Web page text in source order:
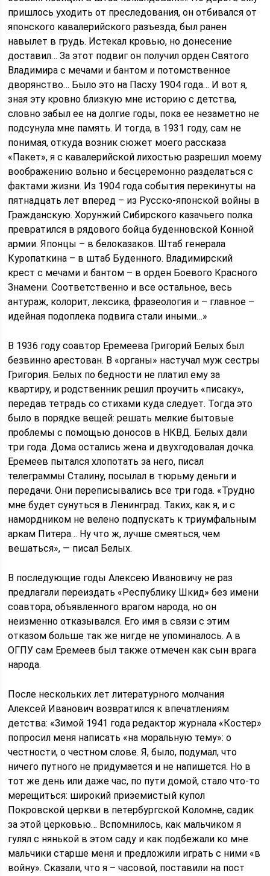
пришлось уходить от преследования, он отбивался от
японского кавалерийского разъезда, был ранен
навылет в грудь. Истекал кровью, но донесение
доставил… За этот подвиг он получил орден Святого
Владимира с мечами и бантом и потомственное
дворянство… Было это на Пасху 1904 года… И вот я,
зная эту кровно близкую мне историю с детства,
словно забыл ее на долгие годы, пока ее незаметно не
подсунула мне память. И тогда, в 1931 году, сам не
понимая, откуда возник сюжет моего рассказа
«Пакет», я с кавалерийской лихостью разрешил моему
воображению вольно и бесцеремонно разделаться с
фактами жизни. Из 1904 года события перекинуты на
пятнадцать лет вперед – из Русско-японской войны в
Гражданскую. Хорунжий Сибирского казачьего полка
превратился в рядового бойца буденновской Конной
армии. Японцы – в белоказаков. Штаб генерала
Куропаткина – в штаб Буденного. Владимирский
крест с мечами и бантом – в орден Боевого Красного
Знамени. Соответственно и все остальное, весь
антураж, колорит, лексика, фразеология и – главное –
идейная подоплека подвига стали иными…»
В 1936 году соавтор Еремеева Григорий Белых был
безвинно арестован. В «органы» настучал муж сестры
Григория. Белых по бедности не платил ему за
квартиру, и родственник решил проучить «писаку»,
передав тетрадь со стихами куда следует. Тогда это
было в порядке вещей: решать мелкие бытовые
проблемы с помощью доносов в НКВД. Белых дали
три года. Дома остались жена и двухгодовалая дочка.
Еремеев пытался хлопотать за него, писал
телеграммы Сталину, посылал в тюрьму деньги и
передачи. Они переписывались все три года. «Трудно
мне будет сунуться в Ленинград. Таких, как я, и с
намордником не велено подпускать к триумфальным
аркам Питера… Ну что ж, лучше смеяться, чем
вешаться», — писал Белых.
В последующие годы Алексею Ивановичу не раз
предлагали переиздать «Республику Шкид» без имени
соавтора, объявленного врагом народа, но он
неизменно отказывался. Его имя в связи с этим
отказом больше так же нигде не упоминалось. А в
ОГПУ сам Еремеев был также отмечен как сын врага
народа.
После нескольких лет литературного молчания
Алексей Иванович возвратился к впечатлениям
детства: «Зимой 1941 года редактор журнала «Костер»
попросил меня написать «на моральную тему»: о
честности, о честном слове. Я, было, подумал, что
ничего путного не придумается и не напишется. Но в
тот же день или даже час, по пути домой, стало что-то
мерещиться: широкий приземистый купол
Покровской церкви в петербургской Коломне, садик
за этой церковью… Вспомнилось, как мальчиком я
гулял с нянькой в этом саду и как подбежали ко мне
мальчики старше меня и предложили играть с ними «в
войну». Сказали, что я – часовой, поставили на пост